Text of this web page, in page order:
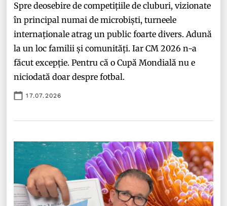
Spre deosebire de competițiile de cluburi, vizionate
în principal numai de microbiști, turneele
internaționale atrag un public foarte divers. Adună
la un loc familii și comunități. Iar CM 2026 n-a
făcut excepție. Pentru că o Cupă Mondială nu e
niciodată doar despre fotbal.
17.07.2026